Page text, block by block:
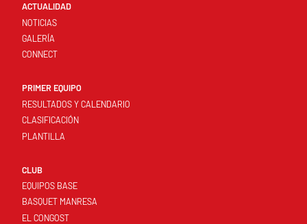
ACTUALIDAD
NOTICIAS
GALERÍA
CONNECT
PRIMER EQUIPO
RESULTADOS Y CALENDARIO
CLASIFICACIÓN
PLANTILLA
CLUB
EQUIPOS BASE
BASQUET MANRESA
EL CONGOST